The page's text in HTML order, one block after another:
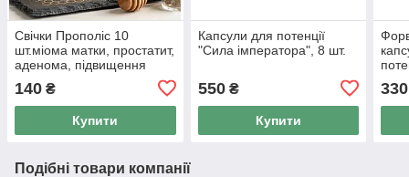
Свічки Прополіс 10
шт.міома матки, простатит,
аденома, підвищення
потенції, геморой, Авіцена
140 ₴
Купити
Капсули для потенції
"Сила імператора", 8 шт.
550₴
Купити
330
Подібні товари компанії